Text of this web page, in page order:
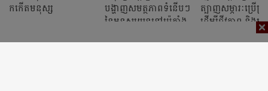
កកើត​មនុស្ស
បង្ហាញសមត្ថភាពទំនើបៗ
នៃមនុស្សយន្តនៅប៉េកាំង
ត្បាញ​សម្ភារៈ​ប្រើប្
ដើម្បី​ជីវភាព និង​អភិ